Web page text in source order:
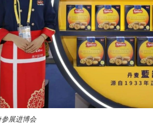
参展进博会